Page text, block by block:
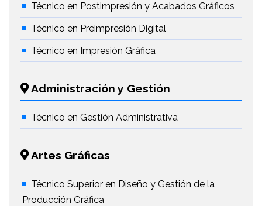
Técnico en Postimpresión y Acabados Gráficos
Técnico en Preimpresión Digital
Técnico en Impresión Gráfica
Administración y Gestión
Técnico en Gestión Administrativa
Artes Gráficas
Técnico Superior en Diseño y Gestión de la
Producción Gráfica